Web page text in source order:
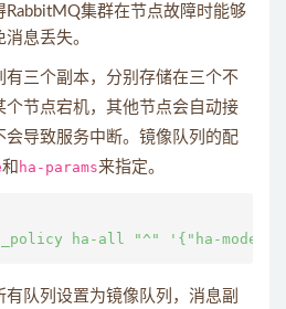
RabbitMQ集群在节点故障时能够
息丢失。
有三个副本，分别存储在三个不
个节点宕机，其他节点会自动接
会导致服务中断。镜像队列的配
和 ha-params来指定。
有队列设置为镜像队列，消息副